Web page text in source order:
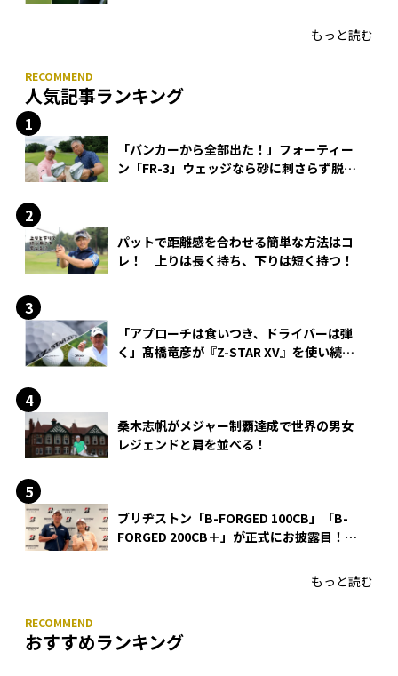
もっと読む
人気記事ランキング
「バンカーから全部出た！」フォーティー
ン「FR-3」ウェッジなら砂に刺さらず脱出
パットで距離感を合わせる簡単な方法はコ
レ！ 上りは長く持ち、下りは短く持つ！
「アプローチは食いつき、ドライバーは弾
く」髙橋竜彦が『Z-STAR XV』を使い続け
桑木志帆がメジャー制覇達成で世界の男女
レジェンドと肩を並べる！
ブリヂストン「B-FORGED 100CB」「B-
FORGED 200CB＋」が正式にお披露目！
もっと読む
おすすめランキング